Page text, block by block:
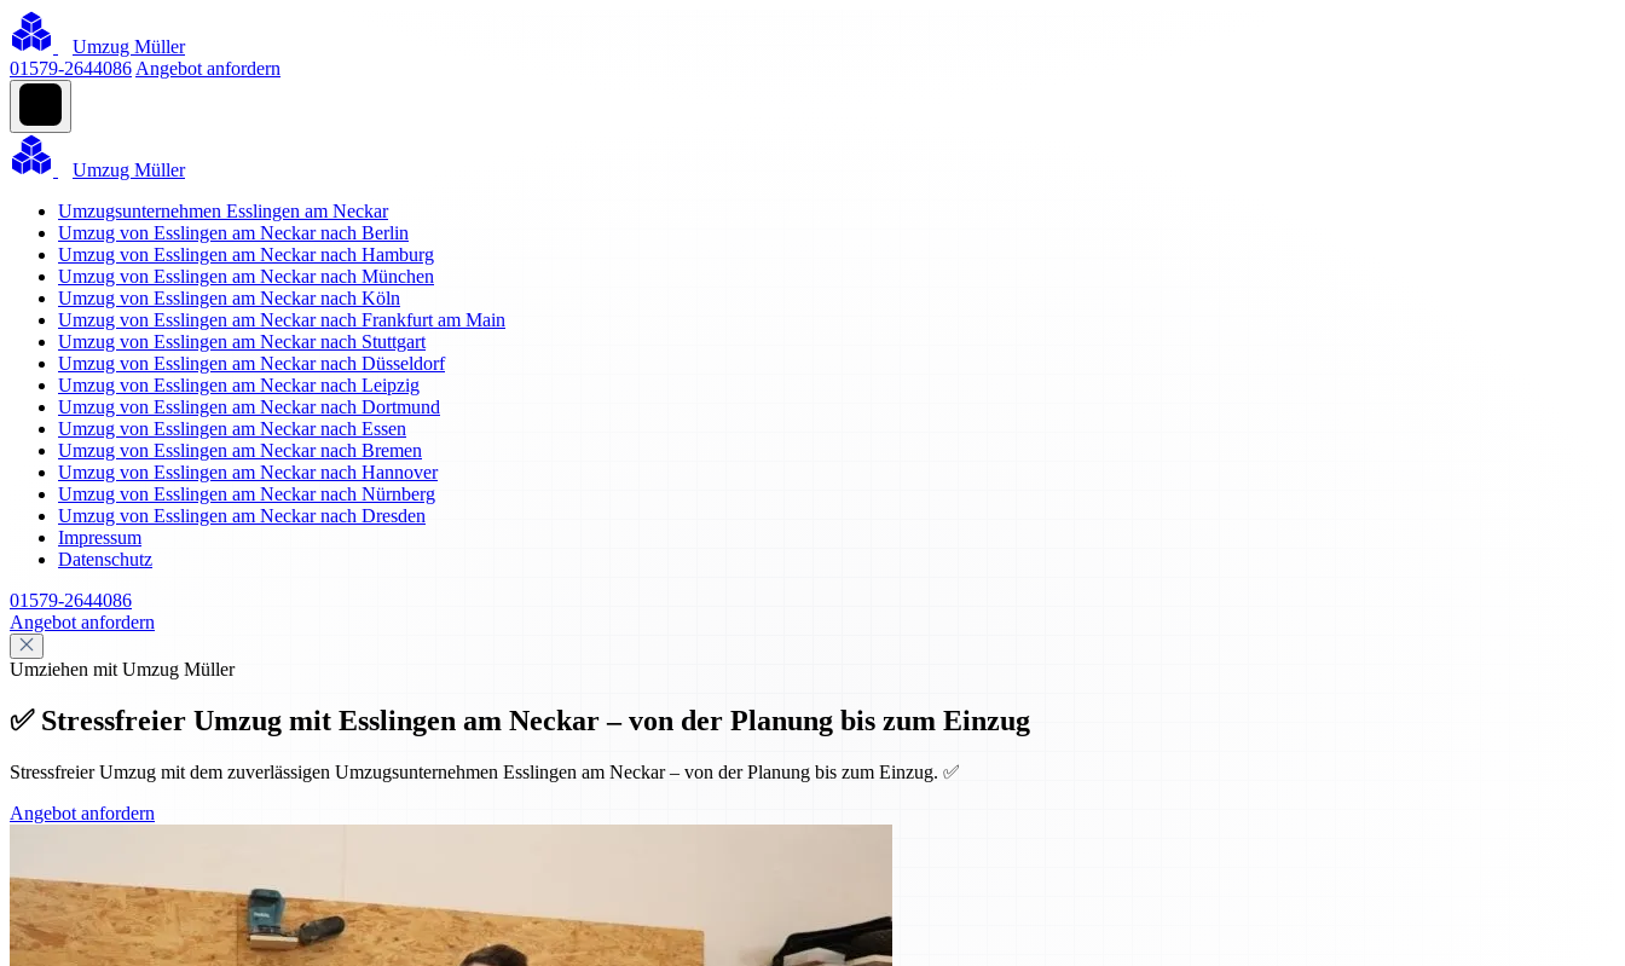
Umzug Müller
01579-2644086 Angebot anfordern
Umzug Müller
Umzugsunternehmen Esslingen am Neckar
Umzug von Esslingen am Neckar nach Berlin
Umzug von Esslingen am Neckar nach Hamburg
Umzug von Esslingen am Neckar nach München
Umzug von Esslingen am Neckar nach Köln
Umzug von Esslingen am Neckar nach Frankfurt am Main
Umzug von Esslingen am Neckar nach Stuttgart
Umzug von Esslingen am Neckar nach Düsseldorf
Umzug von Esslingen am Neckar nach Leipzig
Umzug von Esslingen am Neckar nach Dortmund
Umzug von Esslingen am Neckar nach Essen
Umzug von Esslingen am Neckar nach Bremen
Umzug von Esslingen am Neckar nach Hannover
Umzug von Esslingen am Neckar nach Nürnberg
Umzug von Esslingen am Neckar nach Dresden
Impressum
Datenschutz
01579-2644086
Angebot anfordern
Umziehen mit Umzug Müller
✅ Stressfreier Umzug mit Esslingen am Neckar – von der Planung bis zum Einzug
Stressfreier Umzug mit dem zuverlässigen Umzugsunternehmen Esslingen am Neckar – von der Planung bis zum Einzug. ✅
Angebot anfordern